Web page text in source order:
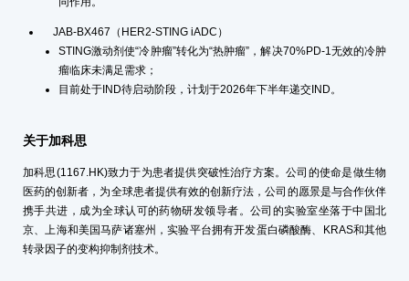
JAB-BX467（HER2-STING iADC）
STING激动剂使“冷肿瘤”转化为“热肿瘤”，解决70%PD-1无效的冷肿
瘤临床未满足需求；
目前处于IND待启动阶段，计划于2026年下半年递交IND。
关于加科思
加科思(1167.HK)致力于为患者提供突破性治疗方案。公司的使命是做生物
医药的创新者，为全球患者提供有效的创新疗法，公司的愿景是与合作伙伴
携手共进，成为全球认可的药物研发领导者。公司的实验室坐落于中国北
京、上海和美国马萨诸塞州，实验平台拥有开发蛋白磷酸酶、KRAS和其他
转录因子的变构抑制剂技术。